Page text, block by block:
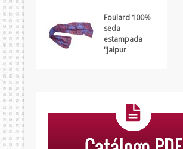
Foulard 100%
seda
estampada
"Jaipur